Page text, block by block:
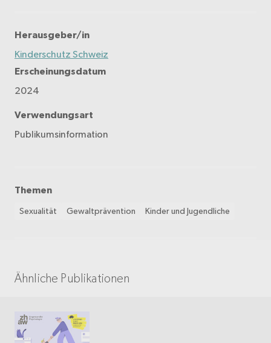
Herausgeber/in
Kinderschutz Schweiz
Erscheinungsdatum
2024
Verwendungsart
Publikumsinformation
Themen
Sexualität Gewaltprävention Kinder und Jugendliche
Ähnliche Publikationen